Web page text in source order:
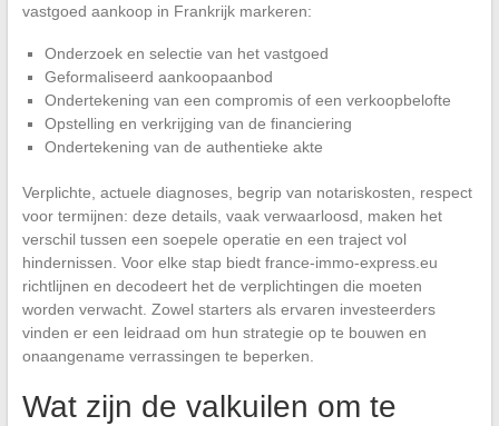
vastgoed aankoop in Frankrijk markeren:
Onderzoek en selectie van het vastgoed
Geformaliseerd aankoopaanbod
Ondertekening van een compromis of een verkoopbelofte
Opstelling en verkrijging van de financiering
Ondertekening van de authentieke akte
Verplichte, actuele diagnoses, begrip van notariskosten, respect
voor termijnen: deze details, vaak verwaarloosd, maken het
verschil tussen een soepele operatie en een traject vol
hindernissen. Voor elke stap biedt france-immo-express.eu
richtlijnen en decodeert het de verplichtingen die moeten
worden verwacht. Zowel starters als ervaren investeerders
vinden er een leidraad om hun strategie op te bouwen en
onaangename verrassingen te beperken.
Wat zijn de valkuilen om te